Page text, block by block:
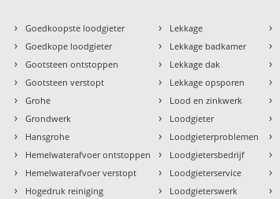
› Goedkoopste loodgieter
› Goedkope loodgieter
› Gootsteen ontstoppen
› Gootsteen verstopt
› Grohe
› Grondwerk
› Hansgrohe
› Hemelwaterafvoer ontstoppen
› Hemelwaterafvoer verstopt
› Hogedruk reiniging
› Lekkage
› Lekkage badkamer
› Lekkage dak
› Lekkage opsporen
› Lood en zinkwerk
› Loodgieter
› Loodgieterproblemen
› Loodgietersbedrijf
› Loodgieterservice
› Loodgieterswerk
›
›
›
›
›
›
›
›
›
›